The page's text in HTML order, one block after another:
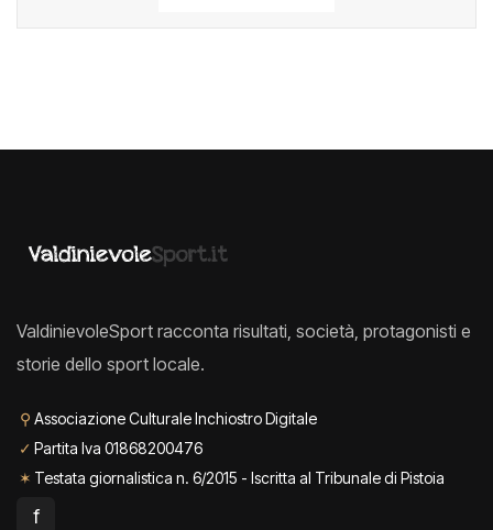
ValdinievoleSport racconta risultati, società, protagonisti e
storie dello sport locale.
⚲ Associazione Culturale Inchiostro Digitale
✓ Partita Iva 01868200476
✶ Testata giornalistica n. 6/2015 - Iscritta al Tribunale di Pistoia
f